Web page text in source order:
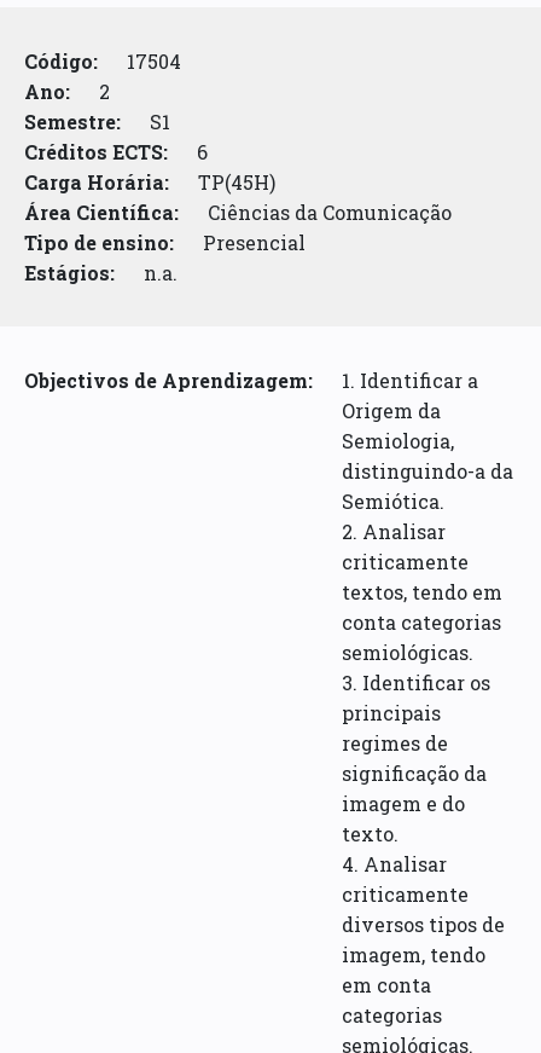
Código:
17504
Ano:
2
Semestre:
S1
Créditos ECTS:
6
Carga Horária:
TP(45H)
Área Científica:
Ciências da Comunicação
Tipo de ensino:
Presencial
Estágios:
n.a.
Objectivos de Aprendizagem:
1. Identificar a
Origem da
Semiologia,
distinguindo-a da
Semiótica.
2. Analisar
criticamente
textos, tendo em
conta categorias
semiológicas.
3. Identificar os
principais
regimes de
significação da
imagem e do
texto.
4. Analisar
criticamente
diversos tipos de
imagem, tendo
em conta
categorias
semiológicas.